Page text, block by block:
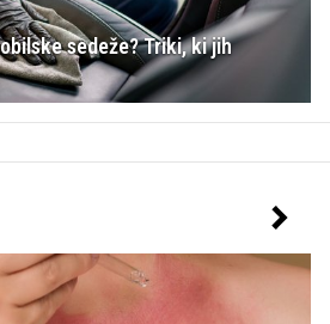
sedeže? Triki, ki jih